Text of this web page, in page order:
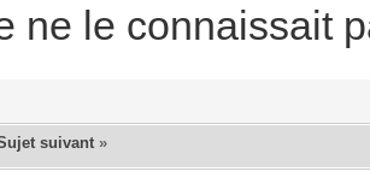
ne le connaissait
suivant »